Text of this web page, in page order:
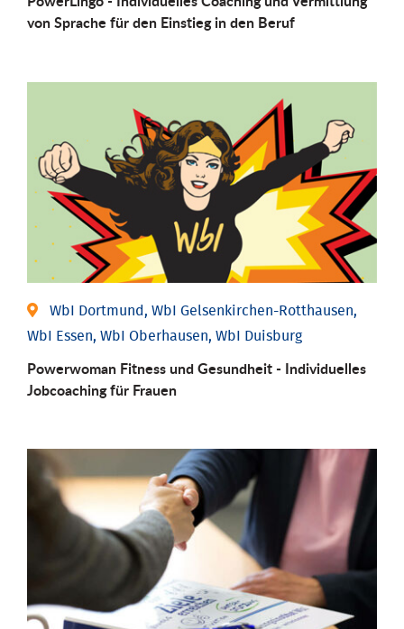
von Sprache für den Einstieg in den Beruf
WbI Dortmund, WbI Gelsenkirchen-Rotthausen,
WbI Essen, WbI Oberhausen, WbI Duisburg
Powerwoman Fitness und Gesund­heit - Individu­elles
Job­coaching für Frauen